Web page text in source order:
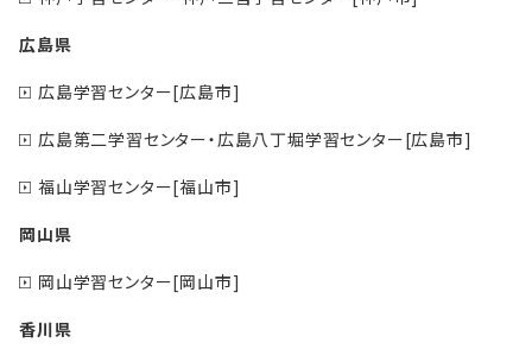
広島県
広島学習センター[広島市]
広島第二学習センター・広島八丁堀学習センター[広島市]
福山学習センター[福山市]
岡山県
岡山学習センター[岡山市]
香川県